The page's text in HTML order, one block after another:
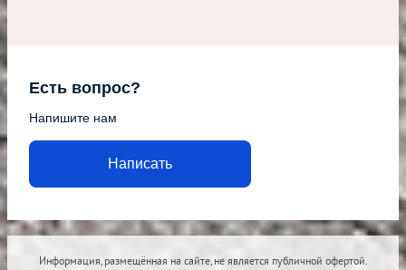
Есть вопрос?
Напишите нам
Написать
Информация, размещённая на сайте, не является публичной офертой.